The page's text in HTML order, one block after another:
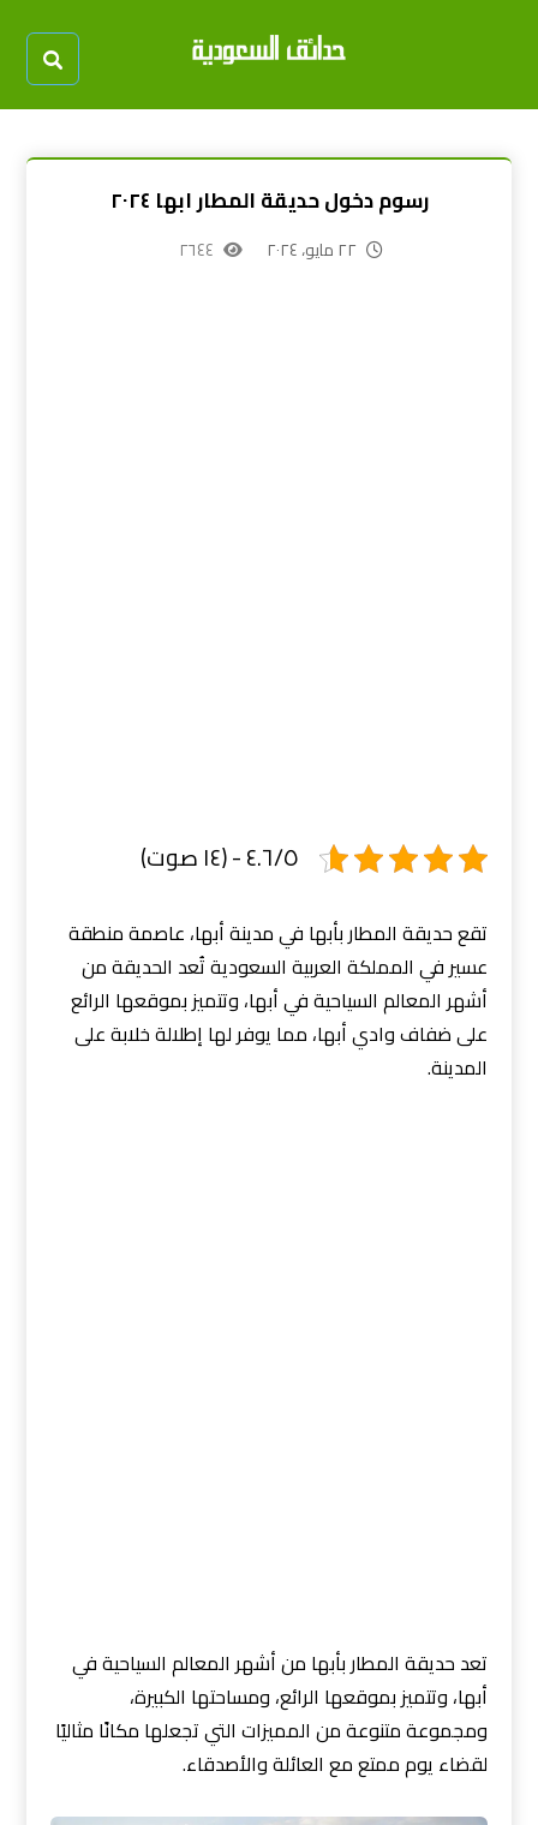
رسوم دخول حديقة المطار ابها ٢٠٢٤
٢٢ مايو، ٢٠٢٤ ٢٦٤٤
٤.٦/٥ - (١٤ صوت)
تقع حديقة المطار بأبها في مدينة أبها، عاصمة منطقة
عسير في المملكة العربية السعودية تُعد الحديقة من
أشهر المعالم السياحية في أبها، وتتميز بموقعها الرائع
على ضفاف وادي أبها، مما يوفر لها إطلالة خلابة على
المدينة.
تعد حديقة المطار بأبها من أشهر المعالم السياحية في
أبها، وتتميز بموقعها الرائع، ومساحتها الكبيرة،
ومجموعة متنوعة من المميزات التي تجعلها مكانًا مثاليًا
لقضاء يوم ممتع مع العائلة والأصدقاء.